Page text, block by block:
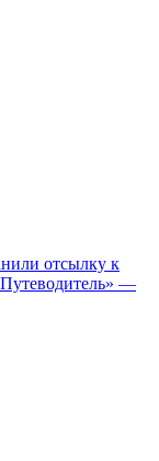
отсылку к
—